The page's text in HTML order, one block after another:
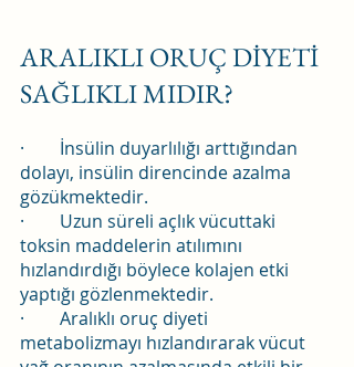
ARALIKLI ORUÇ DİYETİ
SAĞLIKLI MIDIR?
·        İnsülin duyarlılığı arttığından
dolayı, insülin direncinde azalma
gözükmektedir.
·        Uzun süreli açlık vücuttaki
toksin maddelerin atılımını
hızlandırdığı böylece kolajen etki
yaptığı gözlenmektedir.
·        Aralıklı oruç diyeti
metabolizmayı hızlandırarak vücut